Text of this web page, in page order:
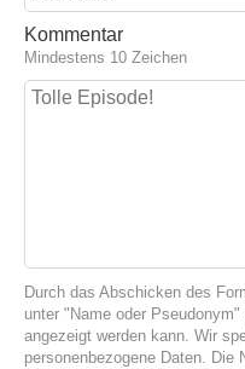
Kommentar
Mindestens 10 Zeichen
Durch das Abschicken des
unter "Name oder
angezeigt werden kann. Wir
personenbezogene Daten.